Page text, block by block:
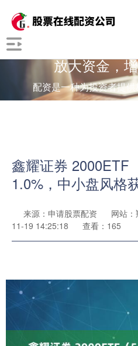
放大资金，
配资是一种为投资者提
鑫耀证券 2000ETF
1.0%，中小盘风格
来源：申请股票配资 网站
11-19 14:25:18
查看：165